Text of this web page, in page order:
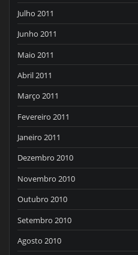
Julho 2011
Junho 2011
Maio 2011
Abril 2011
Março 2011
Fevereiro 2011
Janeiro 2011
Dezembro 2010
Novembro 2010
Outubro 2010
Setembro 2010
Agosto 2010